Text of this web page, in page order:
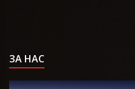
ЗА НАС